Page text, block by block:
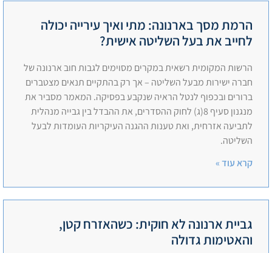
הרמת מסך בארנונה: מתי ואיך עירייה יכולה
לחייב את בעל השליטה אישית?
הרשות המקומית רשאית במקרים מסוימים לגבות חוב ארנונה של
חברה ישירות מבעל השליטה – אך רק בהתקיים תנאים מצטברים
ברורים ובכפוף לנטל הראיה שנקבע בפסיקה. המאמר מסביר את
מנגנון סעיף 8(ג) לחוק ההסדרים, את ההבדל בין גבייה מנהלית
לתביעה אזרחית, ואת טענות ההגנה העיקריות העומדות לבעל
השליטה.
קרא עוד »
גביית ארנונה לא חוקית: כשהאזרח קטן,
והאטימות גדולה